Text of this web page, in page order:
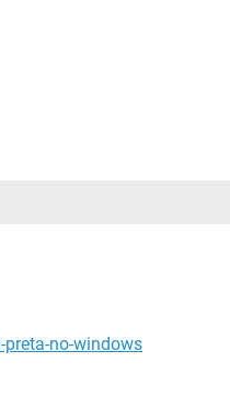
no-windows